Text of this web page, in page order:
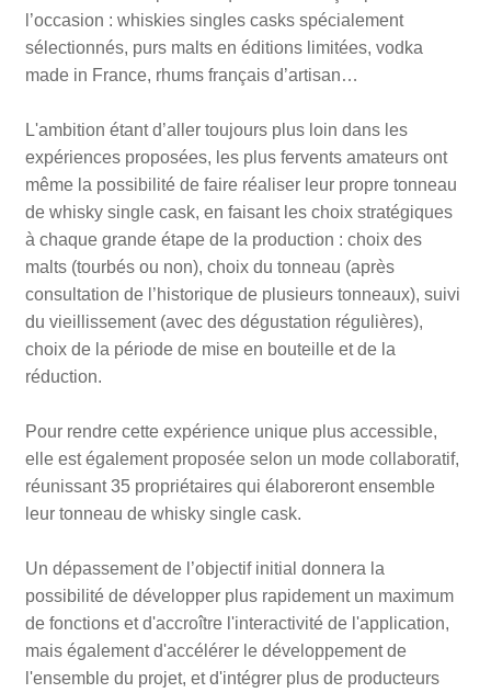
l’occasion : whiskies singles casks spécialement
sélectionnés, purs malts en éditions limitées, vodka
made in France, rhums français d’artisan…
L'ambition étant d’aller toujours plus loin dans les
expériences proposées, les plus fervents amateurs ont
même la possibilité de faire réaliser leur propre tonneau
de whisky single cask, en faisant les choix stratégiques
à chaque grande étape de la production : choix des
malts (tourbés ou non), choix du tonneau (après
consultation de l’historique de plusieurs tonneaux), suivi
du vieillissement (avec des dégustation régulières),
choix de la période de mise en bouteille et de la
réduction.
Pour rendre cette expérience unique plus accessible,
elle est également proposée selon un mode collaboratif,
réunissant 35 propriétaires qui élaboreront ensemble
leur tonneau de whisky single cask.
Un dépassement de l’objectif initial donnera la
possibilité de développer plus rapidement un maximum
de fonctions et d'accroître l'interactivité de l'application,
mais également d'accélérer le développement de
l'ensemble du projet, et d'intégrer plus de producteurs